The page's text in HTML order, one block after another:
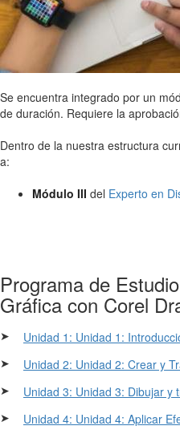
Se encuentra integrado por un
de duración. Requiere la
Dentro de la nuestra estructura
a:
Módulo III del Experto en
Programa de
Gráfica con Corel
➤
Unidad 1: Unidad 1:
➤
Unidad 2: Unidad 2: Crear y
➤
Unidad 3: Unidad 3: Dibujar y
➤
Unidad 4: Unidad 4: Aplicar